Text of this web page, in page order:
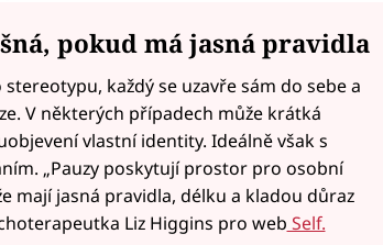
pokud má jasná pravidla
každý se uzavře sám do sebe a
V některých případech může krátká
vlastní identity. Ideálně však s
„Pauzy poskytují prostor pro osobní
mají jasná pravidla, délku a kladou důraz
Liz Higgins pro web Self.